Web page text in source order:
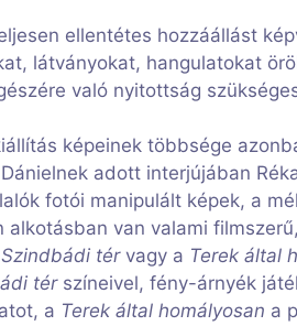
ellentétes hozzáállást
látványokat, hangulatokat
való nyitottság
képeinek többsége
adott interjújában
fotói manipulált képek, a
alkotásban van valami
Szindbádi térvagy a Terek által
tér színeivel, fény-árnyék
a Terek által homályosan a